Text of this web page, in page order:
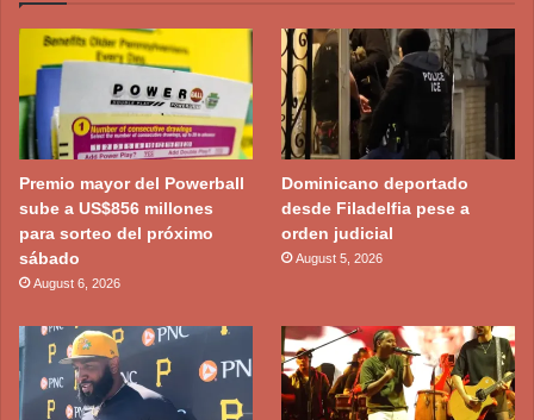
Premio mayor del Powerball
sube a US$856 millones
para sorteo del próximo
sábado
August 6, 2026
Dominicano deportado
desde Filadelfia pese a
orden judicial
August 5, 2026